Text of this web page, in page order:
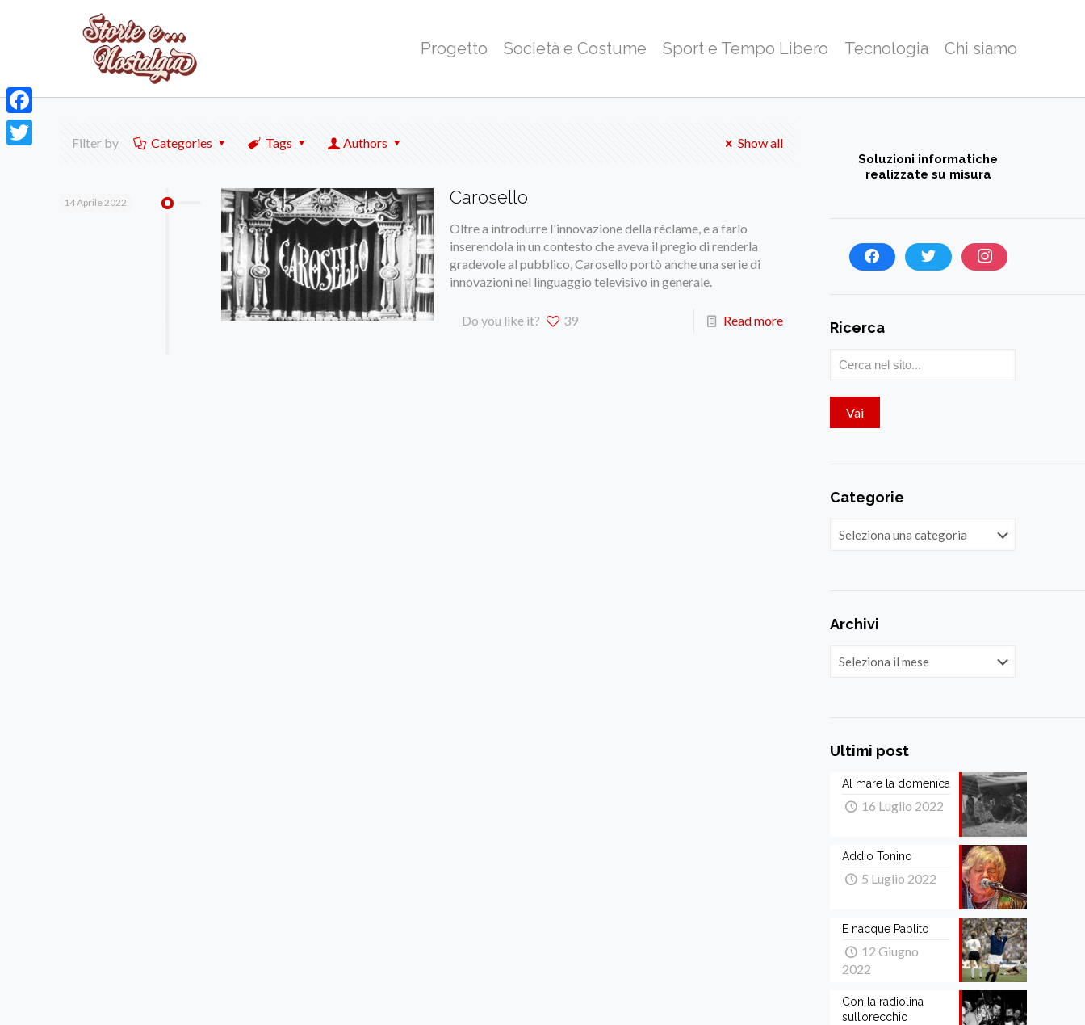
Progetto Società e Costume Sport e Tempo Libero Tecnologia Chi siamo
Filter by Categories Tags Authors Show all
14 Aprile 2022 Carosello
Oltre a introdurre l'innovazione della réclame, e a farlo
inserendola in un contesto che aveva il pregio di renderla
gradevole al pubblico, Carosello portò anche una serie di
innovazioni nel linguaggio televisivo in generale.
Do you like it? 39 Read more
Soluzioni informatiche
realizzate su misura
Ricerca
Categorie
Archivi
Ultimi post
Al mare la domenica
16 Luglio 2022
Addio Tonino
5 Luglio 2022
E nacque Pablito
12 Giugno
2022
Con la radiolina
sull’orecchio
Facebook